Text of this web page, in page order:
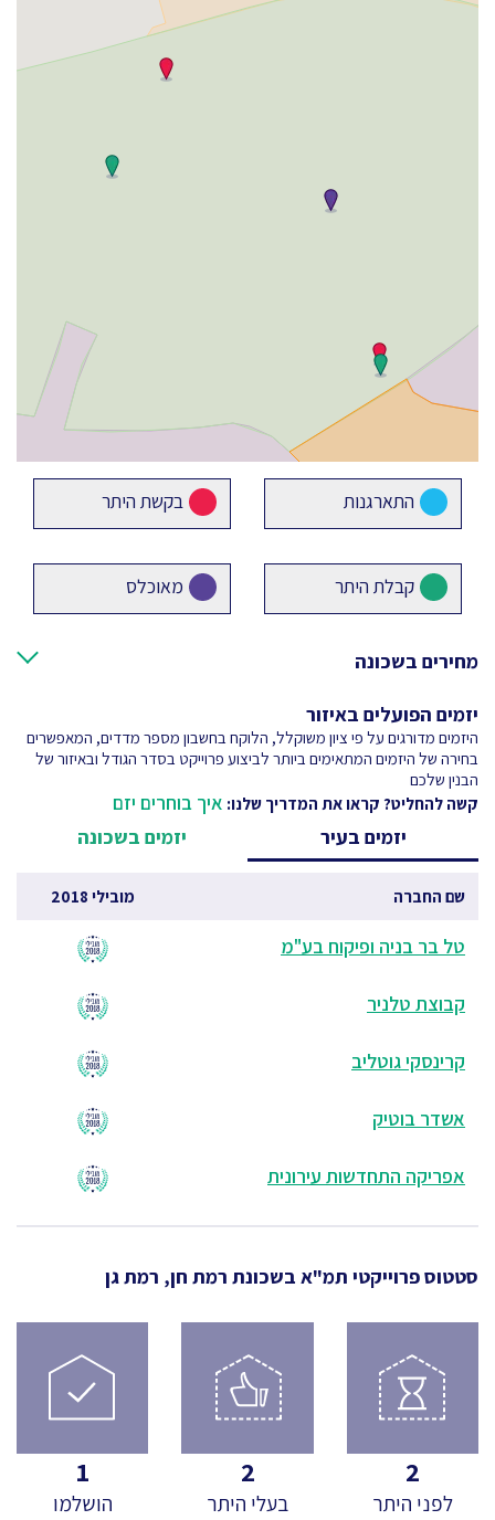
התארגנות בקשת היתר
קבלת היתר מאוכלס
מחירים בשכונה
יזמים הפועלים באיזור
היזמים מדורגים על פי ציון משוקלל, הלוקח בחשבון מספר מדדים, המאפשרים
בחירה של היזמים המתאימים ביותר לביצוע פרוייקט בסדר הגודל ובאיזור של
הבנין שלכם
קשה להחליט? קראו את המדריך שלנו: איך בוחרים יזם
יזמים בעיר
יזמים בשכונה
שם החברה מובילי 2018
טל בר בניה ופיקוח בע"מ
קבוצת טלניר
קרינסקי גוטליב
אשדר בוטיק
אפריקה התחדשות עירונית
סטטוס פרוייקטי תמ"א בשכונת רמת חן, רמת גן
2
לפני היתר
2
בעלי היתר
1
הושלמו